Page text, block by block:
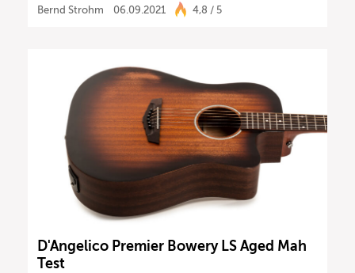
Bernd Strohm 06.09.2021 4,8 / 5
D'Angelico Premier Bowery LS Aged Mah
Test